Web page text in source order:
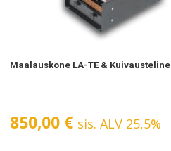
Maalauskone LA-TE & Kuivausteline
850,00 € sis. ALV 25,5%